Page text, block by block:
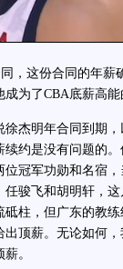
这份合同的年薪
为了CBA底薪高
杰明年合同到期，
约是没有问题的
冠军功勋和名宿
骏飞和胡明轩，
柱，但广东的教
顶薪。无论如何
。